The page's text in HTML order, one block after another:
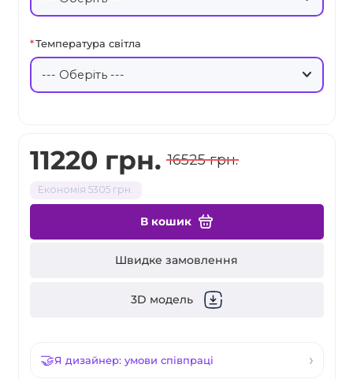
11220 грн. 16525 грн.
Економія 5305 грн.
В кошик
Швидке замовлення
3D модель
Я дизайнер: умови співпраці
Температура світла